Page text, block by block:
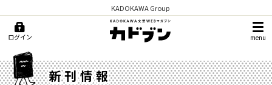
KADOKAWA Group
ログイン menu
新刊情報